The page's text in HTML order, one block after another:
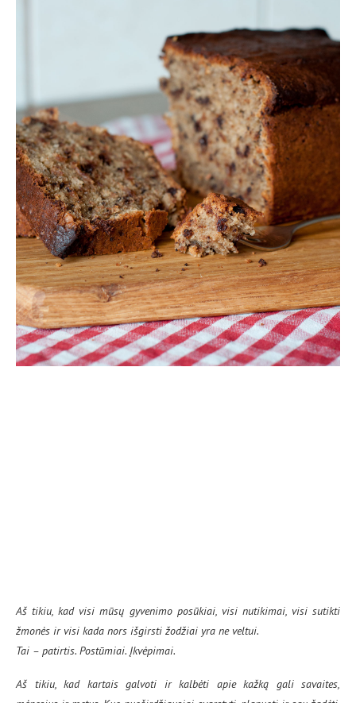
Aš tikiu, kad visi mūsų gyvenimo posūkiai, visi nutikimai, visi sutikti
žmonės ir visi kada nors išgirsti žodžiai yra ne veltui.
Tai – patirtis. Postūmiai. Įkvėpimai.
Aš tikiu, kad kartais galvoti ir kalbėti apie kažką gali savaites,